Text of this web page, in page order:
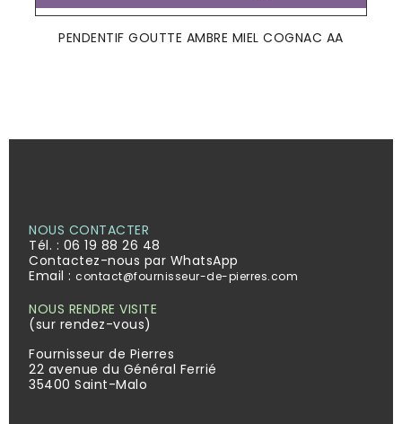
PENDENTIF GOUTTE AMBRE MIEL COGNAC AA
NOUS CONTACTER
Tél. : 06 19 88 26 48
Contactez-nous par WhatsApp
Email : contact@fournisseur-de-pierres.com
NOUS RENDRE VISITE
(sur rendez-vous)
Fournisseur de Pierres
22 avenue du Général Ferrié
35400 Saint-Malo